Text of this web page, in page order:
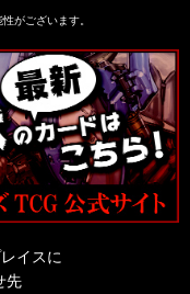
がございます。
イスに
先